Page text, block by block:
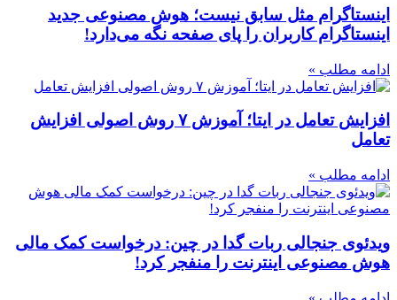
اینستاگرام مثل سابق نیست؛ هوش مصنوعی جدید
اینستاگرام کاربران را پای صفحه نگه می‌دارد!
ادامه مطلب »
افزایش تعامل در ایتا؛ آموزش ۷ روش اصولی افزایش
تعامل
ادامه مطلب »
ویدئوی جنجالی ربات گدا در چین: درخواست کمک مالی
هوش مصنوعی اینترنت را منفجر کرد!